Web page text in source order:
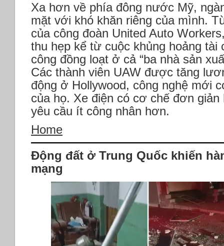
Xa hơn về phía đông nước Mỹ,
mặt với khó khăn riêng của mình.
của công đoàn United Auto
thu hẹp kể từ cuộc khủng hoảng tài
công đồng loạt ở cả “ba nhà sản
Các thành viên UAW được tăng
động ở Hollywood, công nghệ mới
của họ. Xe điện có cơ chế đơn
yêu cầu ít công nhân hơn.
Home
Động đất ở Trung Quốc khiến
mạng